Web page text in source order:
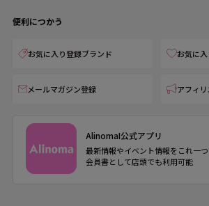
便利につかう
お気に入り登録ブランド お気に
メールマガジン登録 アフィ
AlinomaI公式アプリ
最新情報やイベント情報をこれ一
会員書として店頭でも利用可能